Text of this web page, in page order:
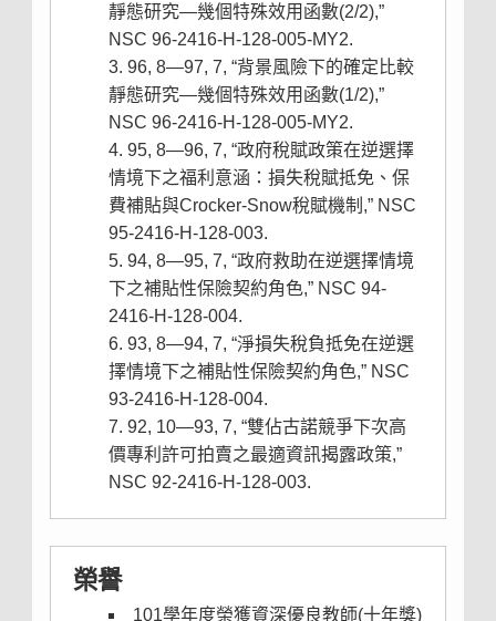
靜態研究—幾個特殊效用函數(2/2),”
NSC 96-2416-H-128-005-MY2.
96, 8—97, 7, “背景風險下的確定比較
靜態研究—幾個特殊效用函數(1/2),”
NSC 96-2416-H-128-005-MY2.
95, 8—96, 7, “政府稅賦政策在逆選擇
情境下之福利意涵：損失稅賦抵免、保
費補貼與Crocker-Snow稅賦機制,” NSC
95-2416-H-128-003.
94, 8—95, 7, “政府救助在逆選擇情境
下之補貼性保險契約角色,” NSC 94-
2416-H-128-004.
93, 8—94, 7, “淨損失稅負抵免在逆選
擇情境下之補貼性保險契約角色,” NSC
93-2416-H-128-004.
92, 10—93, 7, “雙佔古諾競爭下次高
價專利許可拍賣之最適資訊揭露政策,”
NSC 92-2416-H-128-003.
榮譽
101學年度榮獲資深優良教師(十年獎)